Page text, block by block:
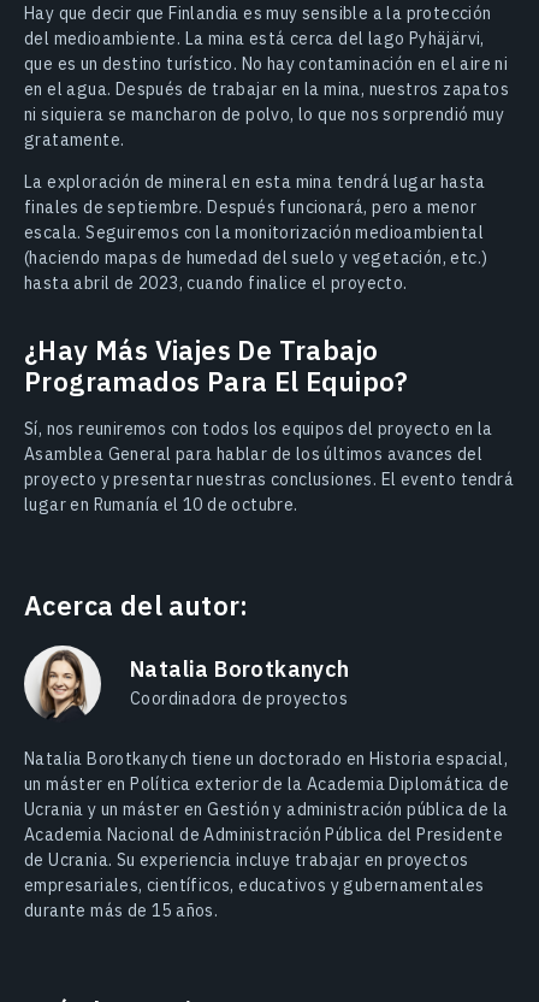
Hay que decir que Finlandia es muy sensible a la protección
del medioambiente. La mina está cerca del lago Pyhäjärvi,
que es un destino turístico. No hay contaminación en el aire ni
en el agua. Después de trabajar en la mina, nuestros zapatos
ni siquiera se mancharon de polvo, lo que nos sorprendió muy
gratamente.
La exploración de mineral en esta mina tendrá lugar hasta
finales de septiembre. Después funcionará, pero a menor
escala. Seguiremos con la monitorización medioambiental
(haciendo mapas de humedad del suelo y vegetación, etc.)
hasta abril de 2023, cuando finalice el proyecto.
¿Hay Más Viajes De Trabajo
Programados Para El Equipo?
Sí, nos reuniremos con todos los equipos del proyecto en la
Asamblea General para hablar de los últimos avances del
proyecto y presentar nuestras conclusiones. El evento tendrá
lugar en Rumanía el 10 de octubre.
Acerca del autor:
Natalia Borotkanych
Coordinadora de proyectos
Natalia Borotkanych tiene un doctorado en Historia espacial,
un máster en Política exterior de la Academia Diplomática de
Ucrania y un máster en Gestión y administración pública de la
Academia Nacional de Administración Pública del Presidente
de Ucrania. Su experiencia incluye trabajar en proyectos
empresariales, científicos, educativos y gubernamentales
durante más de 15 años.